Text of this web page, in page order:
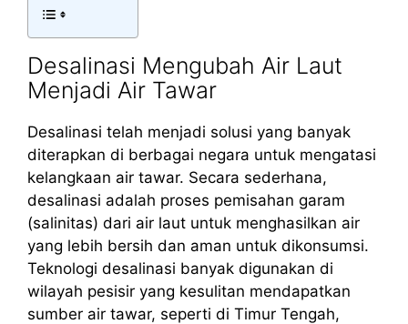
Desalinasi Mengubah Air Laut
Menjadi Air Tawar
Desalinasi telah menjadi solusi yang banyak
diterapkan di berbagai negara untuk mengatasi
kelangkaan air tawar. Secara sederhana,
desalinasi adalah proses pemisahan garam
(salinitas) dari air laut untuk menghasilkan air
yang lebih bersih dan aman untuk dikonsumsi.
Teknologi desalinasi banyak digunakan di
wilayah pesisir yang kesulitan mendapatkan
sumber air tawar, seperti di Timur Tengah,